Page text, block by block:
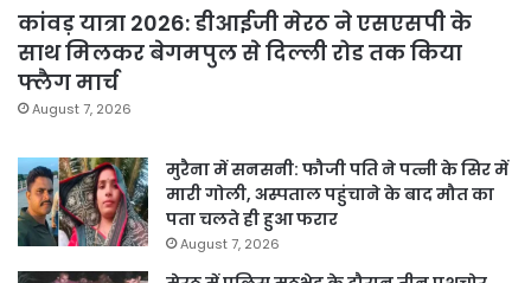
कांवड़ यात्रा 2026: डीआईजी मेरठ ने एसएसपी के
साथ मिलकर बेगमपुल से दिल्ली रोड तक किया
फ्लैग मार्च
August 7, 2026
मुरैना में सनसनी: फौजी पति ने पत्नी के सिर में
मारी गोली, अस्पताल पहुंचाने के बाद मौत का
पता चलते ही हुआ फरार
August 7, 2026